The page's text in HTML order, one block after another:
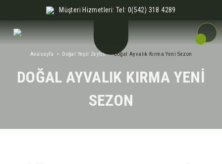
Müşteri Hizmetleri: Tel: 0(542) 318 4289
Anasayfa Doğal Yeşil Zeytin Doğal Ayvalık Kırma Yeni Sezon
DOĞAL AYVALIK KIRMA YENI
SEZON